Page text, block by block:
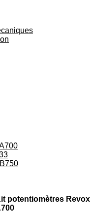
potentiomètres Revox